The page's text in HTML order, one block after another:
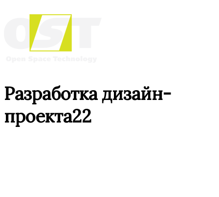
Разработка дизайн-
проекта22